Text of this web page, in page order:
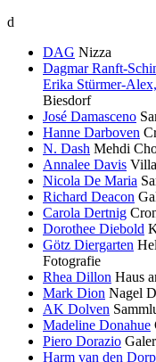
d
DAG Nizza
Dagmar Ranft-
Erika Stürmer-
Biesdorf
José Damasceno
Hanne Darboven
N. Dash Mehdi
Annalee Davis
Nicola De Maria
Richard Deacon
Carola Dertnig
Dorothee Diebold
Götz Diergarten
Fotografie
Rhea Dillon Haus
Mark Dion Nagel
AK Dolven
Madeline Donahue
Piero Dorazio
Harm van den